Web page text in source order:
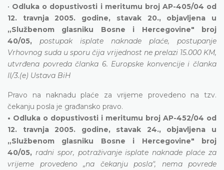
• Odluka o dopustivosti i meritumu broj AP-405/04 od
12. travnja 2005. godine, stavak 20., objavljena u
„Službenom glasniku Bosne i Hercegovine" broj
40/05, postupak isplate naknade plaće, postupanje
Vrhovnog suda u sporu čija vrijednost ne prelazi 15.000 KM,
utvrđena povreda članka 6. Europske konvencije i članka
II/3.(e) Ustava BiH
Pravo na naknadu plaće za vrijeme provedeno na tzv.
čekanju posla je građansko pravo.
• Odluka o dopustivosti i meritumu broj AP-452/04 od
12. travnja 2005. godine, stavak 24., objavljena u
„Službenom glasniku Bosne i Hercegovine" broj
40/05, radni spor, potraživanje isplate naknade plaće za
vrijeme provedeno „na čekanju posla", nema povrede